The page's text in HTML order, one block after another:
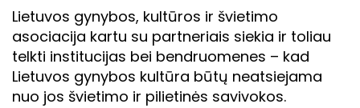
Lietuvos gynybos, kultūros ir švietimo
asociacija kartu su partneriais siekia ir toliau
telkti institucijas bei bendruomenes – kad
Lietuvos gynybos kultūra būtų neatsiejama
nuo jos švietimo ir pilietinės savivokos.